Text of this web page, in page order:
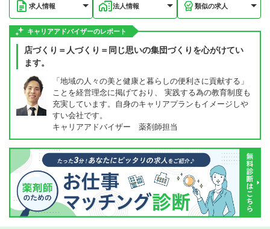
求人情報 法人情報 類似の求人
キャリアアドバイザーのレポート
店づくり＝人づくり＝同じ思いの集団づくりを心がけてい
ます。
「地域の人々の美と健康と暮らしの便利さに貢献する」
ことを経営理念に掲げており、 実践する為の教育制度も
充実しています。自身のキャリアプランもイメージしや
すい会社です。
キャリアアドバイザー 薬剤師担当